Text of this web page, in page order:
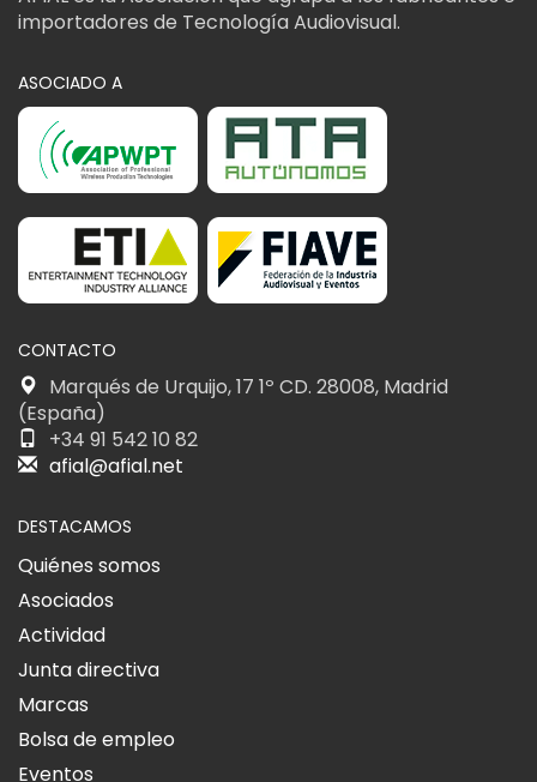
importadores de Tecnología Audiovisual.
ASOCIADO A
CONTACTO
Marqués de Urquijo, 17 1º CD. 28008, Madrid
(España)
+34 91 542 10 82
afial@afial.net
DESTACAMOS
Quiénes somos
Asociados
Actividad
Junta directiva
Marcas
Bolsa de empleo
Eventos